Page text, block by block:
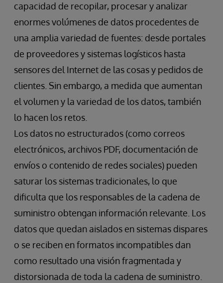
capacidad de recopilar, procesar y analizar
enormes volúmenes de datos procedentes de
una amplia variedad de fuentes: desde portales
de proveedores y sistemas logísticos hasta
sensores del Internet de las cosas y pedidos de
clientes. Sin embargo, a medida que aumentan
el volumen y la variedad de los datos, también
lo hacen los retos.
Los datos no estructurados (como correos
electrónicos, archivos PDF, documentación de
envíos o contenido de redes sociales) pueden
saturar los sistemas tradicionales, lo que
dificulta que los responsables de la cadena de
suministro obtengan información relevante. Los
datos que quedan aislados en sistemas dispares
o se reciben en formatos incompatibles dan
como resultado una visión fragmentada y
distorsionada de toda la cadena de suministro.